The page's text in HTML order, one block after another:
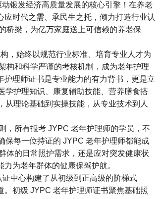
银发经济高质量发展的核心引擎！在养老
时代之需、承民生之托，倾力打造行业认
桥梁，为亿万家庭送上可信赖的养老保
，始终以规范行业标准、培育专业人才为
构和科学严谨的考核机制，成为老年护理
理师证书是专业能力的有力背书，更是立
学护理知识、康复辅助技能、营养膳食搭
理论基础到实操技能，从专业技术到人
所有报考 JYPC 老年护理师的学员，不
保每一位持证的 JYPC 老年护理师都能成
体的日常照护需求，还是应对突发健康状
为老年群体的健康保驾护航。​
中心构建了从初级到正高级的阶梯式
初级 JYPC 老年护理师证书聚焦基础照